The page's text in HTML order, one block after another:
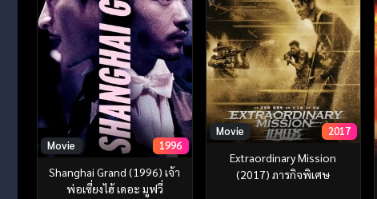
Movie 1996
Shanghai Grand (1996) เจ้า
พ่อเซี่ยงไฮ้ เดอะ มูฟวี่
Movie 2017
Extraordinary Mission
(2017) ภารกิจพิเศษ